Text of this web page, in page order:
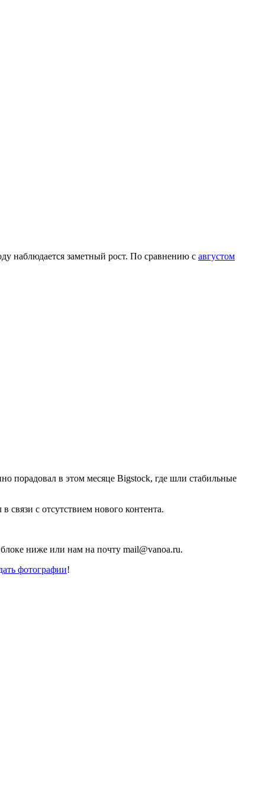
наблюдается заметный рост. По сравнению с августом
порадовал в этом месяце Bigstock, где шли стабильные
связи с отсутствием нового контента.
ниже или нам на почту mail@vanoa.ru.
фотографии!